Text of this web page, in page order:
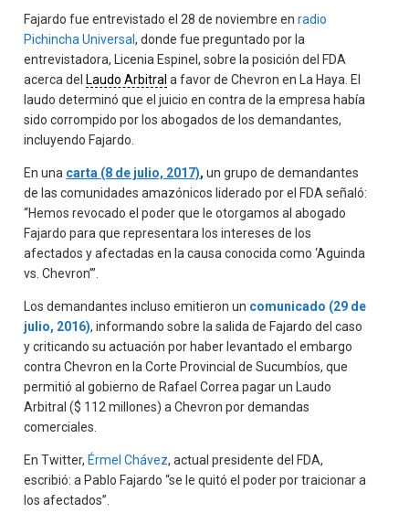
Fajardo fue entrevistado el 28 de noviembre enradio
Pichincha Universal, donde fue preguntado por la
entrevistadora, Licenia Espinel, sobre la posición del FDA
acerca delLaudo Arbitral a favor de Chevron en La Haya. El
laudo determinó que el juicio en contra de la empresa había
sido corrompido por los abogados de los demandantes,
incluyendo Fajardo.
En una carta (8 de julio, 2017), un grupo de demandantes
de las comunidades amazónicos liderado por el FDA señaló:
“Hemos revocado el poder que le otorgamos al abogado
Fajardo para que representara los intereses de los
afectados y afectadas en la causa conocida como ‘Aguinda
vs. Chevron’”.
Los demandantes incluso emitieron un comunicado (29 de
julio, 2016), informando sobre la salida de Fajardo del caso
y criticando su actuación por haber levantado el embargo
contra Chevron en la Corte Provincial de Sucumbíos, que
permitió al gobierno de Rafael Correa pagar un Laudo
Arbitral ($ 112 millones) a Chevron por demandas
comerciales.
En Twitter,Érmel Chávez, actual presidente del FDA,
escribió: a Pablo Fajardo “se le quitó el poder por traicionar a
los afectados”.